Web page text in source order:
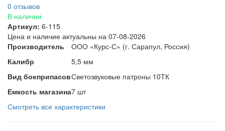
0 отзывов
В наличии
Артикул: 6-115
Цена и наличие актуальны на 07-08-2026
Производитель
ООО «Курс-С» (г. Сарапул, Россия)
Калибр
5,5 мм
Вид боеприпасовСветозвуковые патроны 10ТК
Емкость магазина7 шт
Смотреть все характеристики